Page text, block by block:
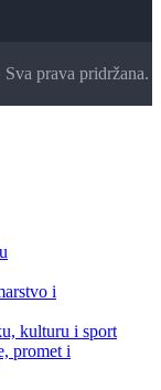
prava pridržana.
i
kulturu i sport
promet i